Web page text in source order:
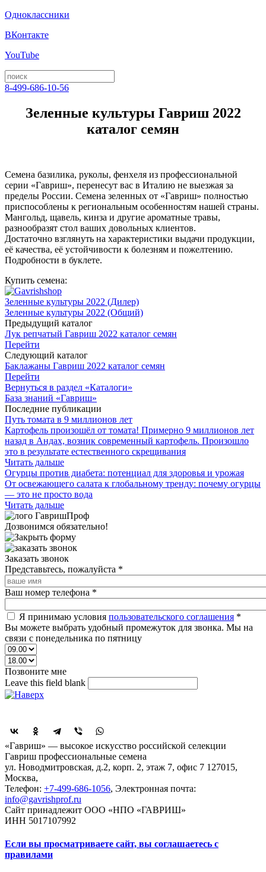
Одноклассники
ВКонтакте
YouTube
8-499-686-10-56
Зеленные культуры Гавриш 2022
каталог семян
Семена базилика, руколы, фенхеля из профессиональной
серии «Гавриш», перенесут вас в Италию не выезжая за
пределы России. Семена зеленных от «Гавриш» полностью
приспособлены к региональным особенностям нашей страны.
Мангольд, щавель, кинза и другие ароматные травы,
разнообразят стол ваших довольных клиентов.
Достаточно взглянуть на характеристики выдачи продукции,
её качества, её устойчивости к болезням и пожелтению.
Подробности в буклете.
Купить семена:
Зеленные культуры 2022 (Дилер)
Зеленные культуры 2022 (Общий)
Предыдущий каталог
Лук репчатый Гавриш 2022 каталог семян
Перейти
Следующий каталог
Баклажаны Гавриш 2022 каталог семян
Перейти
Вернуться в раздел «Каталоги»
База знаний «Гавриш»
Последние публикации
Путь томата в 9 миллионов лет
Картофель произошёл от томата! Примерно 9 миллионов лет
назад в Андах, возник современный картофель. Произошло
это в результате естественного скрещивания
Читать дальше
Огурцы против диабета: потенциал для здоровья и урожая
От освежающего салата к глобальному тренду: почему огурцы
— это не просто вода
Читать дальше
Дозвонимся обязательно!
Заказать звонок
Представьтесь, пожалуйста *
Ваш номер телефона *
Я принимаю условия пользовательского соглашения *
Вы можете выбрать удобный промежуток для звонка. Мы на
связи с понедельника по пятницу
Позвоните мне
Leave this field blank
«Гавриш» — высокое искусство российской селекции
Гавриш профессиональные семена
ул. Новодмитровская, д.2, корп. 2, этаж 7, офис 7 127015,
Москва,
Телефон: +7-499-686-1056, Электронная почта:
info@gavrishprof.ru
Сайт принадлежит ООО «НПО «ГАВРИШ»
ИНН 5017107992
Если вы просматриваете сайт, вы соглашаетесь с
правилами